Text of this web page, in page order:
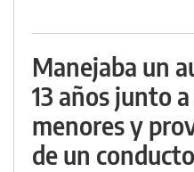
Manejaba un
13 años junto
menores y
de un